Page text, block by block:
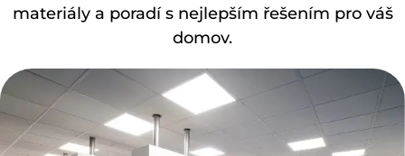
materiály a poradí s nejlepším řešením pro váš
domov.